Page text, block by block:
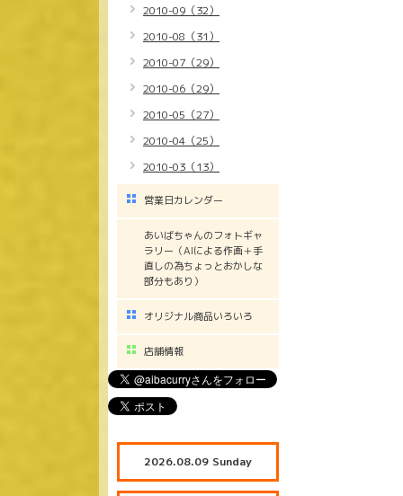
2010-09（32）
2010-08（31）
2010-07（29）
2010-06（29）
2010-05（27）
2010-04（25）
2010-03（13）
営業日カレンダー
あいばちゃんのフォトギャ
ラリー（AIによる作画＋手
直しの為ちょっとおかしな
部分もあり）
オリジナル商品いろいろ
店舗情報
2026.08.09 Sunday